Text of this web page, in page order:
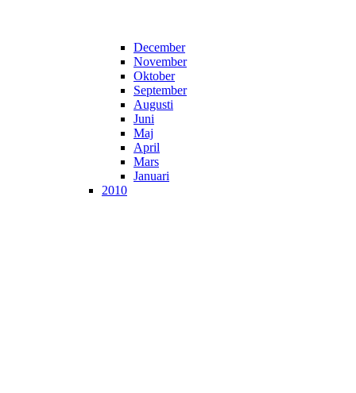
December
November
Oktober
September
Augusti
Juni
Maj
April
Mars
Januari
2010